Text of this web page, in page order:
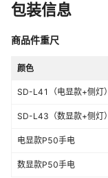
有可授权的自有品牌
续航时间
亮度
包装信息
商品件重尺
颜色
SD-L41（电显款+侧灯）
SD-L43（数显款+侧灯）
电显款P50手电
数显款P50手电